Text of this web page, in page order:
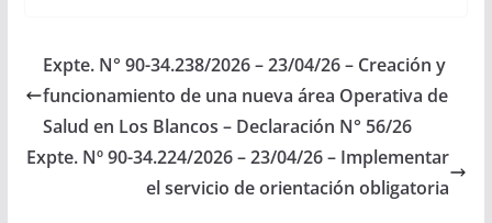
para la obra de
ampliación edilicia
incluyendo …
Expte. N° 90-34.238/2026 – 23/04/26 – Creación y
funcionamiento de una nueva área Operativa de
Salud en Los Blancos – Declaración N° 56/26
Expte. Nº 90-34.224/2026 – 23/04/26 – Implementar
el servicio de orientación obligatoria